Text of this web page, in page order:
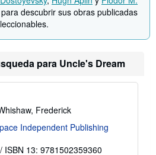
para descubrir sus obras publicadas
para Uncle's Dream
Frederick
Independent Publishing
/ ISBN 13: 9781502359360